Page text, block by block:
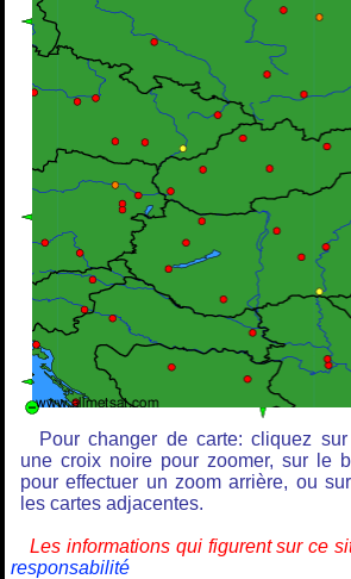
Pour changer de carte: cliquez
une croix noire pour zoomer, sur le
pour effectuer un zoom arrière, ou
les cartes adjacentes.
Les informations qui figurent sur ce
responsabilité